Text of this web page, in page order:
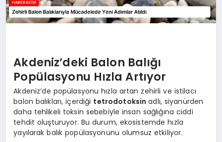
Akdeniz’deki Balon Balığı
Popülasyonu Hızla Artıyor
Akdeniz’de popülasyonu hızla artan zehirli ve istilacı
balon balıkları, içerdiği tetrodotoksinadlı, siyanürden
daha tehlikeli toksin sebebiyle insan sağlığına ciddi
tehdit oluşturuyor. Bu durum, ekosistemde hızla
yayılarak balık popülasyonunu olumsuz etkiliyor.